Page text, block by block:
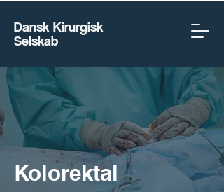
Dansk Kirurgisk
Selskab
Kolorektal